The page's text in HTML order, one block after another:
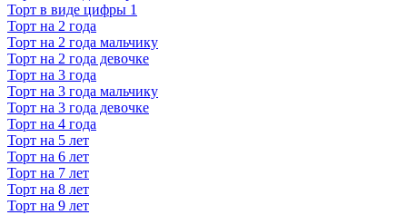
Торт в виде цифры 1
Торт на 2 года
Торт на 2 года мальчику
Торт на 2 года девочке
Торт на 3 года
Торт на 3 года мальчику
Торт на 3 года девочке
Торт на 4 года
Торт на 5 лет
Торт на 6 лет
Торт на 7 лет
Торт на 8 лет
Торт на 9 лет